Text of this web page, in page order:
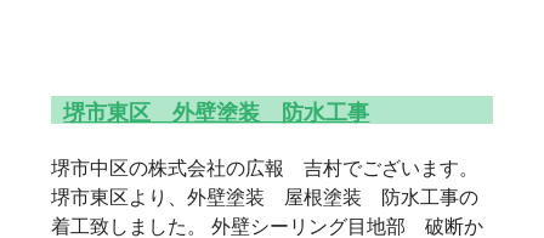
堺市東区 外壁塗装 防水工事
堺市中区の株式会社の広報 吉村でございます。
堺市東区より、外壁塗装 屋根塗装 防水工事の
着工致しました。 外壁シーリング目地部 破断か